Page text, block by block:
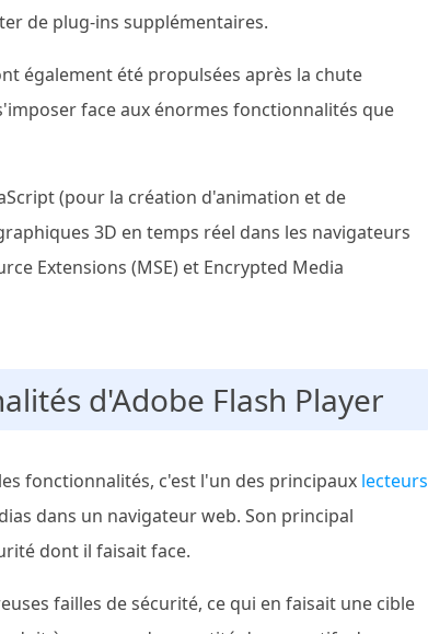
de plug-ins supplémentaires.
également été propulsées après la chute
face aux énormes fonctionnalités que
(pour la création d'animation et de
3D en temps réel dans les navigateurs
Extensions (MSE) et Encrypted Media
d'Adobe Flash Player
fonctionnalités, c'est l'un des principaux lecteurs
dans un navigateur web. Son principal
dont il faisait face.
failles de sécurité, ce qui en faisait une cible